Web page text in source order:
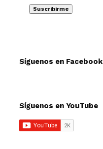
Síguenos en Facebook
Síguenos en YouTube